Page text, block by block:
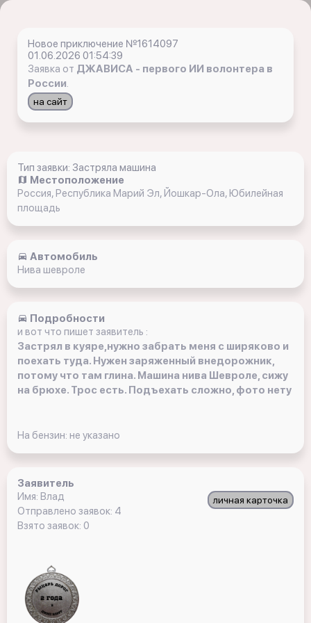
Новое приключение №1614097
01.06.2026 01:54:39
Заявка от ДЖАВИСА - первого ИИ волонтера в
России.
на сайт
Тип заявки: Застряла машина
Местоположение
Россия, Республика Марий Эл, Йошкар-Ола, Юбилейная
площадь
Автомобиль
Нива шевроле
Подробности
и вот что пишет заявитель :
Застрял в куяре,нужно забрать меня с ширяково и
поехать туда. Нужен заряженный внедорожник,
потому что там глина. Машина нива Шевроле, сижу
на брюхе. Трос есть. Подъехать сложно, фото нету
На бензин: не указано
Заявитель
личная карточка
Имя: Влад
Отправлено заявок: 4
Взято заявок: 0